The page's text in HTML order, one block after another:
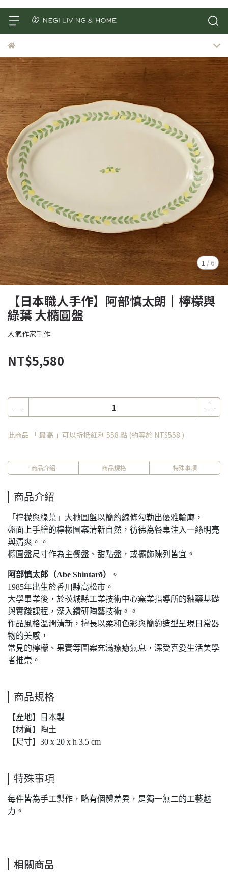
1 / 6
【日本職人手作】阿部慎太朗｜檸檬與
綠葉 大橢圓盤
人氣作家手作
NT$5,580
此商品 「 最高 」可以折抵紅利 558 點 (約等於 NT$558 )
商品介紹 商品規格 特殊事項
商品介紹
「檸檬與綠葉」大橢圓盤以簡約線條勾勒出優雅輪廓，
盤面上手繪的檸檬圖案清新自然，彷彿為餐桌注入一絲明亮
與清爽。。
橢圓盤尺寸作為主餐盤、甜點盤，或擺飾陳列皆宜。
阿部慎太郎（Abe Shintarō）
。
1985年出生於香川縣高松市。
大學畢業後，於茨城縣工業技術中心窯業指導所的釉藥基礎
與實踐課程，深入鑽研陶藝技術。。
作品風格溫潤清新，擅長以柔和色彩與簡約造型呈現日常器
物的美感，
常見的檸檬、果實等圖案充滿療癒氣息，深受喜愛生活美學
者推崇。
商品規格
【產地】日本製
【材質】陶土
【尺寸】30 x 20 x h 3.5 cm
特殊事項
每件皆為手工製作，略有個體差異，是獨一無二的工藝魅
力。
相關商品